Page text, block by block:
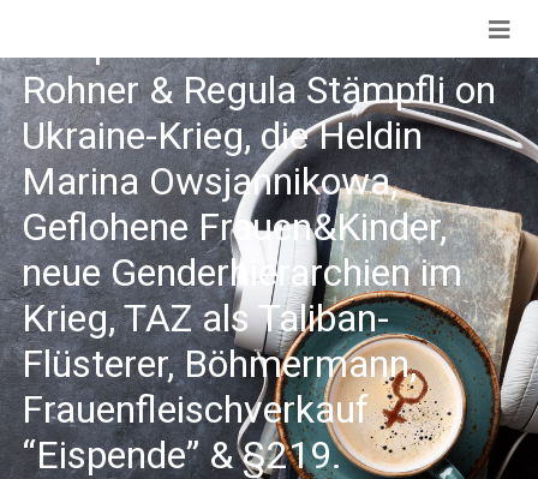
#diepodcastin ist 100: Isabel
Rohner & Regula Stämpfli on
Ukraine-Krieg, die Heldin
Marina Owsjannikowa,
Geflohene Frauen&Kinder,
neue Genderhierarchien im
Krieg, TAZ als Taliban-
Flüsterer, Böhmermann,
Frauenfleischverkauf
“Eispende” & §219.